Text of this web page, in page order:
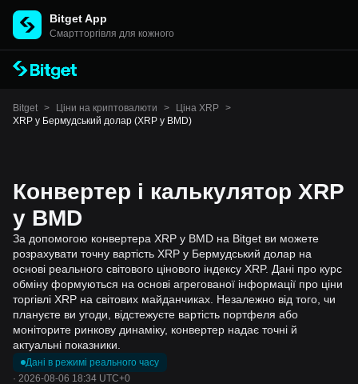
Bitget App
Cмартторгівля для кожного
Bitget > Ціни на криптовалюти > Ціна XRP >
XRP у Бермудський долар (XRP у BMD)
Конвертер і калькулятор XRP
у BMD
За допомогою конвертера XRP у BMD на Bitget ви можете
розрахувати точну вартість XRP у Бермудський долар на
основі реального світового цінового індексу XRP. Дані про курс
обміну формуються на основі агрегованої інформації про ціни
торгівлі XRP на світових майданчиках. Незалежно від того, чи
плануєте ви угоди, відстежуєте вартість портфеля або
моніторите ринкову динаміку, конвертер надає точні й
актуальні показники.
Дані в режимі реального часу
· 2026-08-06 18:34 UTC+0